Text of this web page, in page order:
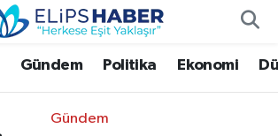
Gündem Politika Ekonomi
Gündem